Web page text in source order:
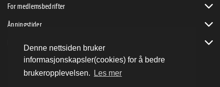
Denne nettsiden bruker
informasjonskapsler(cookies) for å bedre
brukeropplevelsen.
Les mer
For medlemsbedrifter
Åpningstider
Bli byVENN